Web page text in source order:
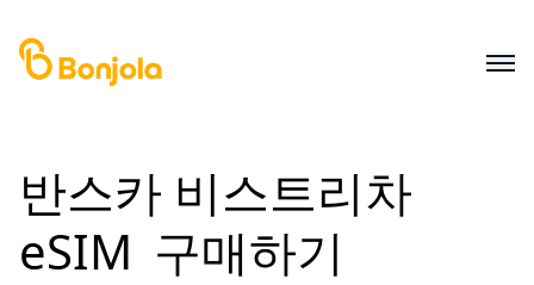
반스카 비스트리차
eSIM 구매하기